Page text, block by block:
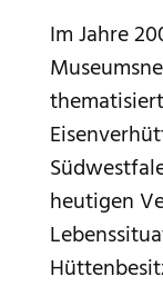
Im Jahre
heutigen